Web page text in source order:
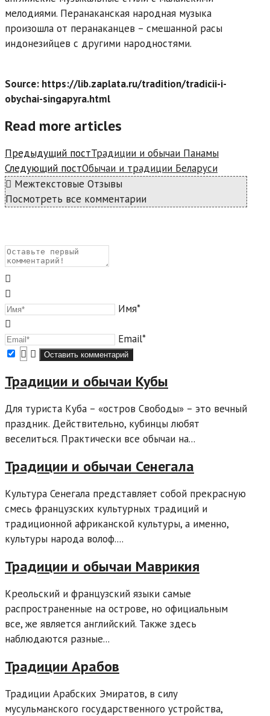
мелодиями. Перанаканская народная музыка
произошла от перанаканцев – смешанной расы
индонезийцев с другими народностями.
Source: https://lib.zaplata.ru/tradition/tradicii-i-
obychai-singapyra.html
Read more articles
Предыдущий постТрадиции и обычаи Панамы
Следующий постОбычаи и традиции Белаpуси
Межтекстовые Отзывы
Посмотреть все комментарии
Имя*
Email*
Традиции и обычаи Кубы
Для туриста Куба – «остров Свободы» – это вечный
праздник. Действительно, кубинцы любят
веселиться. Практически все обычаи на...
Традиции и обычаи Сенегала
Культура Сенегала представляет собой прекрасную
смесь французских культурных традиций и
традиционной африканской культуры, а именно,
культуры народа волоф....
Традиции и обычаи Маврикия
Креольский и французский языки самые
распространенные на острове, но официальным
все, же является английский. Также здесь
наблюдаются разные...
Традиции Арабов
Традиции Арабских Эмиратов, в силу
мусульманского государственного устройства,